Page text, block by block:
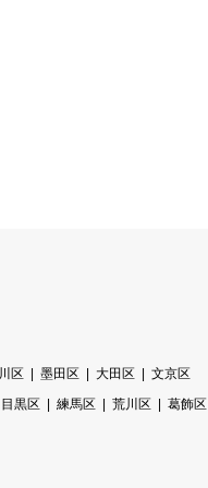
区 墨田区 大田区
文京区
目黒区 練馬区 荒川区
葛飾区